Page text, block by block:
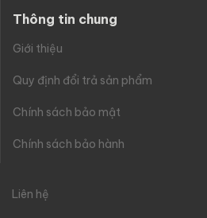
Thông tin chung
Giới thiệu
Quy định đổi trả sản phẩm
Chính sách bảo mật
Chính sách bảo hành
Liên hệ